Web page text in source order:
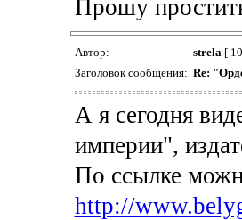
Прошу
Автор: strela[
Заголовок сообщения: Re:
А я сегодня
империи",
По ссылке
http://